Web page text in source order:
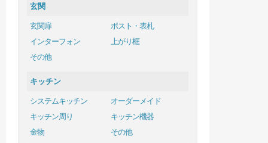
玄関
玄関扉
ポスト・表札
インターフォン
上がり框
その他
キッチン
システムキッチン
オーダーメイド
キッチン周り
キッチン機器
金物
その他